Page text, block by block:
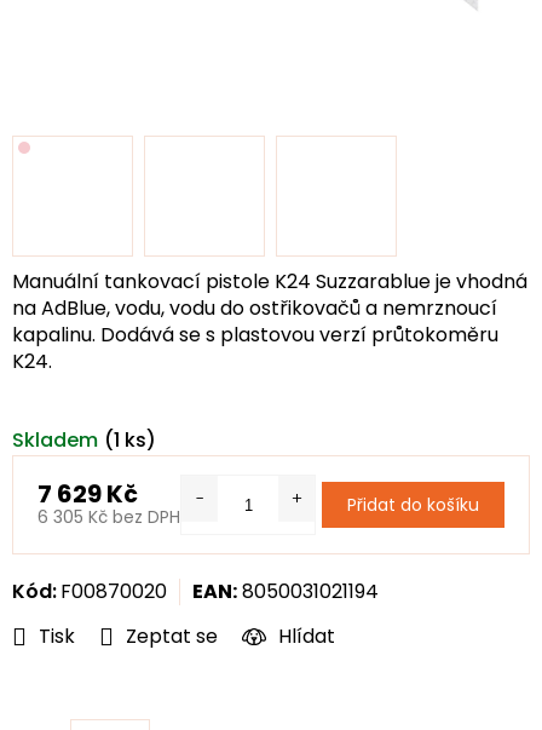
Manuální tankovací pistole K24 Suzzarablue je vhodná
na AdBlue, vodu, vodu do ostřikovačů a nemrznoucí
kapalinu. Dodává se s plastovou verzí průtokoměru
K24.
Tisk Zeptat se Hlídat
Kód:F00870020 EAN:8050031021194
Skladem (1 ks)
7 629 Kč
6 305 Kč bez DPH Přidat do košíku